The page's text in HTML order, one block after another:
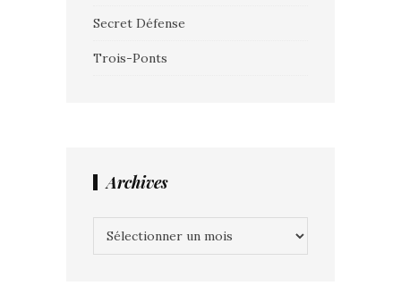
Secret Défense
Trois-Ponts
Archives